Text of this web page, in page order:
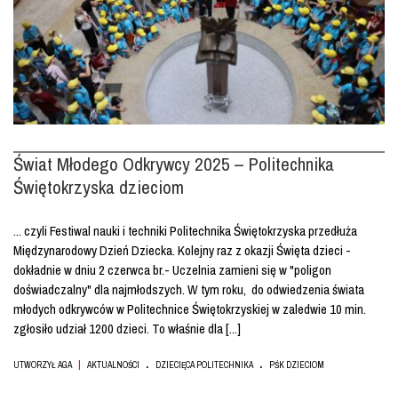
Świat Młodego Odkrywcy 2025 – Politechnika
Świętokrzyska dzieciom
... czyli Festiwal nauki i techniki Politechnika Świętokrzyska przedłuża
Międzynarodowy Dzień Dziecka. Kolejny raz z okazji Święta dzieci -
dokładnie w dniu 2 czerwca br.- Uczelnia zamieni się w "poligon
doświadczalny" dla najmłodszych. W tym roku, do odwiedzenia świata
młodych odkrywców w Politechnice Świętokrzyskiej w zaledwie 10 min.
zgłosiło udział 1200 dzieci. To właśnie dla [...]
UTWORZYŁ AGA | AKTUALNOŚCI . DZIECIĘCA POLITECHNIKA . PŚK DZIECIOM